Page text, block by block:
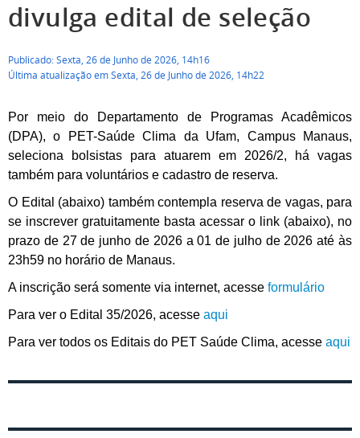
divulga edital de seleção
Publicado: Sexta, 26 de Junho de 2026, 14h16
Última atualização em Sexta, 26 de Junho de 2026, 14h22
Por meio do Departamento de Programas Acadêmicos
(DPA), o PET-Saúde Clima da Ufam, Campus Manaus,
seleciona bolsistas para atuarem em 2026/2, há vagas
também para voluntários e cadastro de reserva.
O Edital (abaixo) também contempla reserva de vagas, para
se inscrever gratuitamente basta acessar o link (abaixo), no
prazo de 27 de junho de 2026 a 01 de julho de 2026 até às
23h59 no horário de Manaus.
A inscrição será somente via internet, acesse formulário
Para ver o Edital 35/2026, acesse aqui
Para ver todos os Editais do PET Saúde Clima, acesse aqui